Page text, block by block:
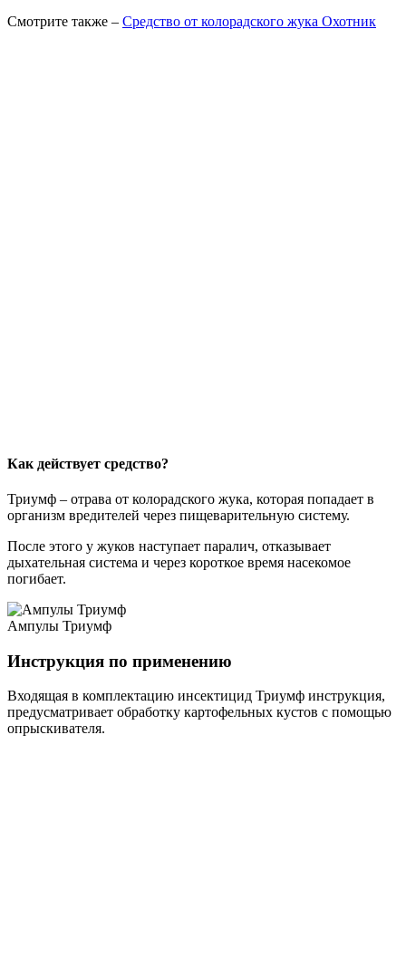
Смотрите также – Средство от колорадского жука Охотник
Как действует средство?
Триумф – отрава от колорадского жука, которая попадает в
организм вредителей через пищеварительную систему.
После этого у жуков наступает паралич, отказывает
дыхательная система и через короткое время насекомое
погибает.
Ампулы Триумф
Инструкция по применению
Входящая в комплектацию инсектицид Триумф инструкция,
предусматривает обработку картофельных кустов с помощью
опрыскивателя.